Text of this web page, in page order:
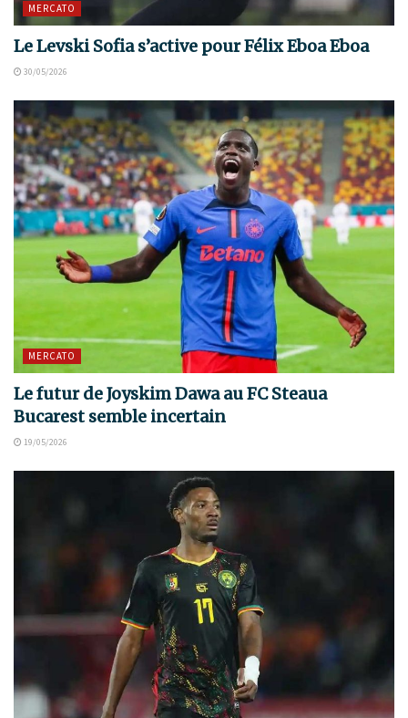
MERCATO
Le Levski Sofia s’active pour Félix Eboa Eboa
30/05/2026
MERCATO
Le futur de Joyskim Dawa au FC Steaua
Bucarest semble incertain
19/05/2026